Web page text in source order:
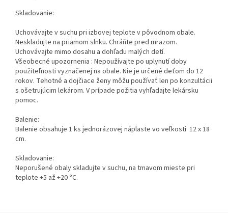
Skladovanie:
Uchovávajte v suchu pri izbovej teplote v pôvodnom obale.
Neskladujte na priamom slnku. Chráňte pred mrazom.
Uchovávajte mimo dosahu a dohľadu malých detí.
Všeobecné upozornenia : Nepoužívajte po uplynutí doby
použiteľnosti vyznačenej na obale. Nie je určené deťom do 12
rokov. Tehotné a dojčiace ženy môžu používať len po konzultácii
s ošetrujúcim lekárom. V prípade požitia vyhľadajte lekársku
pomoc.
Balenie:
Balenie obsahuje 1 ks jednorázovej náplaste vo veľkosti 12 x 18
cm.
Skladovanie:
Neporušené obaly skladujte v suchu, na tmavom mieste pri
teplote +5 až +20 °C.